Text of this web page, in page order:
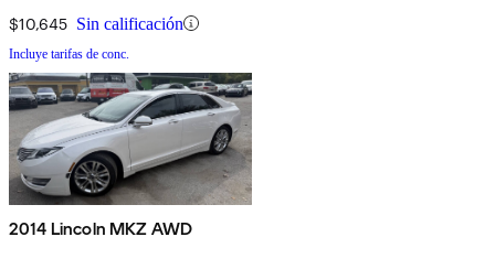
$10,645 Sin calificación
Incluye tarifas de conc.
2014 Lincoln MKZ AWD